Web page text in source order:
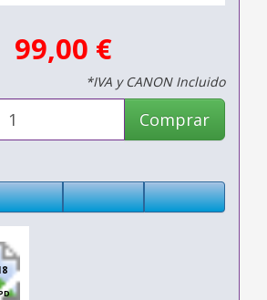
99,00 €
*IVA y CANON Incluido
Comprar